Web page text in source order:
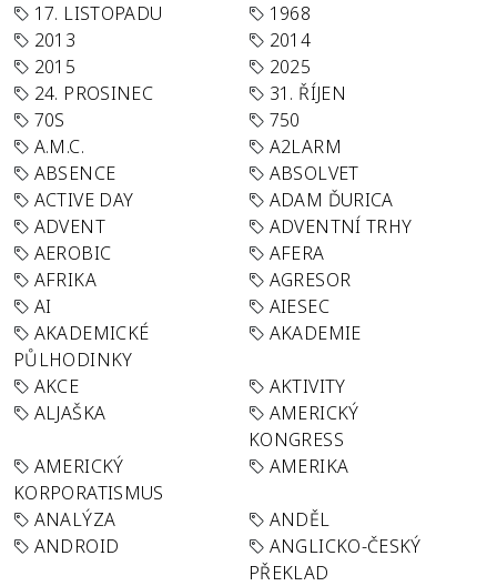
17. LISTOPADU
1968
2013
2014
2015
2025
24. PROSINEC
31. ŘÍJEN
70S
750
A.M.C.
A2LARM
ABSENCE
ABSOLVET
ACTIVE DAY
ADAM ĎURICA
ADVENT
ADVENTNÍ TRHY
AEROBIC
AFERA
AFRIKA
AGRESOR
AI
AIESEC
AKADEMICKÉ
PŮLHODINKY
AKADEMIE
AKCE
AKTIVITY
ALJAŠKA
AMERICKÝ
KONGRESS
AMERICKÝ
KORPORATISMUS
AMERIKA
ANALÝZA
ANDĚL
ANDROID
ANGLICKO-ČESKÝ
PŘEKLAD